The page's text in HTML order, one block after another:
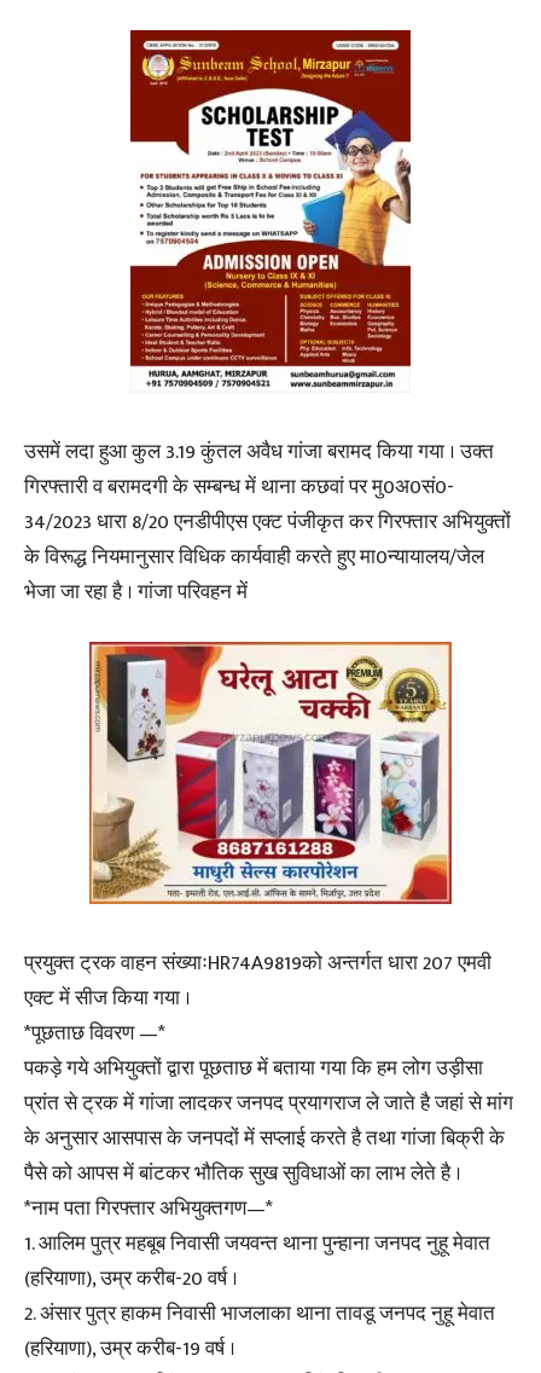
उसमें लदा हुआ कुल 3.19 कुंतल अवैध गांजा बरामद किया गया । उक्त
गिरफ्तारी व बरामदगी के सम्बन्ध में थाना कछवां पर मु0अ0सं0-
34/2023 धारा 8/20 एनडीपीएस एक्ट पंजीकृत कर गिरफ्तार अभियुक्तों
के विरूद्ध नियमानुसार विधिक कार्यवाही करते हुए मा0न्यायालय/जेल
भेजा जा रहा है । गांजा परिवहन में
प्रयुक्त ट्रक वाहन संख्याःHR74A9819को अन्तर्गत धारा 207 एमवी
एक्ट में सीज किया गया ।
*पूछताछ विवरण —*
पकड़े गये अभियुक्तों द्वारा पूछताछ में बताया गया कि हम लोग उड़ीसा
प्रांत से ट्रक में गांजा लादकर जनपद प्रयागराज ले जाते है जहां से मांग
के अनुसार आसपास के जनपदों में सप्लाई करते है तथा गांजा बिक्री के
पैसे को आपस में बांटकर भौतिक सुख सुविधाओं का लाभ लेते है ।
*नाम पता गिरफ्तार अभियुक्तगण—*
1. आलिम पुत्र महबूब निवासी जयवन्त थाना पुन्हाना जनपद नुहू मेवात
(हरियाणा), उम्र करीब-20 वर्ष ।
2. अंसार पुत्र हाकम निवासी भाजलाका थाना तावडू जनपद नुहू मेवात
(हरियाणा), उम्र करीब-19 वर्ष ।